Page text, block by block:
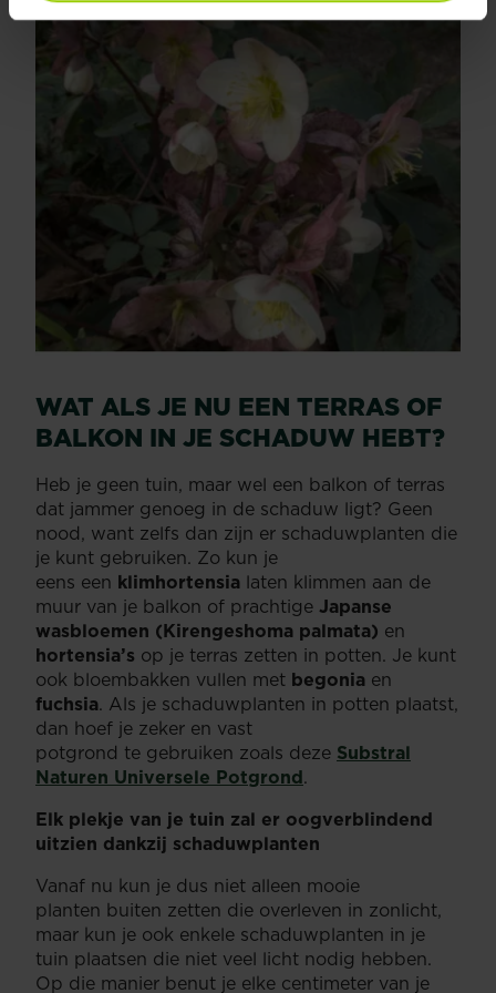
WAT ALS JE NU EEN TERRAS OF
BALKON IN JE SCHADUW HEBT?
Heb je geen tuin, maar wel een balkon of terras
dat jammer genoeg in de schaduw ligt? Geen
nood, want zelfs dan zijn er schaduwplanten die
je kunt gebruiken. Zo kun je
eens een klimhortensia laten klimmen aan de
muur van je balkon of prachtige Japanse
wasbloemen (Kirengeshoma palmata) en
hortensia’s op je terras zetten in potten. Je kunt
ook bloembakken vullen met begonia en
fuchsia. Als je schaduwplanten in potten plaatst,
dan hoef je zeker en vast
potgrond te gebruiken zoals deze Substral
Naturen Universele Potgrond.
Elk plekje van je tuin zal er oogverblindend
uitzien dankzij schaduwplanten
Vanaf nu kun je dus niet alleen mooie
planten buiten zetten die overleven in zonlicht,
maar kun je ook enkele schaduwplanten in je
tuin plaatsen die niet veel licht nodig hebben.
Op die manier benut je elke centimeter van je